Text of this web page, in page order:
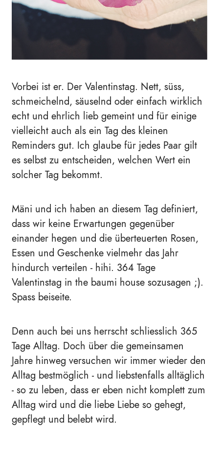
Vorbei ist er. Der Valentinstag. Nett, süss,
schmeichelnd, säuselnd oder einfach wirklich
echt und ehrlich lieb gemeint und für einige
vielleicht auch als ein Tag des kleinen
Reminders gut. Ich glaube für jedes Paar gilt
es selbst zu entscheiden, welchen Wert ein
solcher Tag bekommt.
Mäni und ich haben an diesem Tag definiert,
dass wir keine Erwartungen gegenüber
einander hegen und die überteuerten Rosen,
Essen und Geschenke vielmehr das Jahr
hindurch verteilen - hihi. 364 Tage
Valentinstag in the baumi house sozusagen ;).
Spass beiseite.
Denn auch bei uns herrscht schliesslich 365
Tage Alltag. Doch über die gemeinsamen
Jahre hinweg versuchen wir immer wieder den
Alltag bestmöglich - und liebstenfalls alltäglich
- so zu leben, dass er eben nicht komplett zum
Alltag wird und die liebe Liebe so gehegt,
gepflegt und belebt wird.